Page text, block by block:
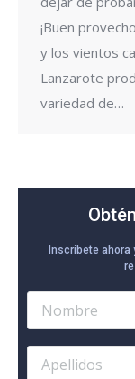
¡Buen
y los vientos
Lanzarote
variedad de…
Inscríbete ahora